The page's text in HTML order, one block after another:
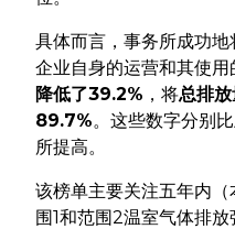
具体而言，事务所成功地
企业自身的运营和其使用
降低了39.2% ，将总排
89.7%。这些数字分别
所提高。
该榜单主要关注五年内
围1和范围2温室气体排